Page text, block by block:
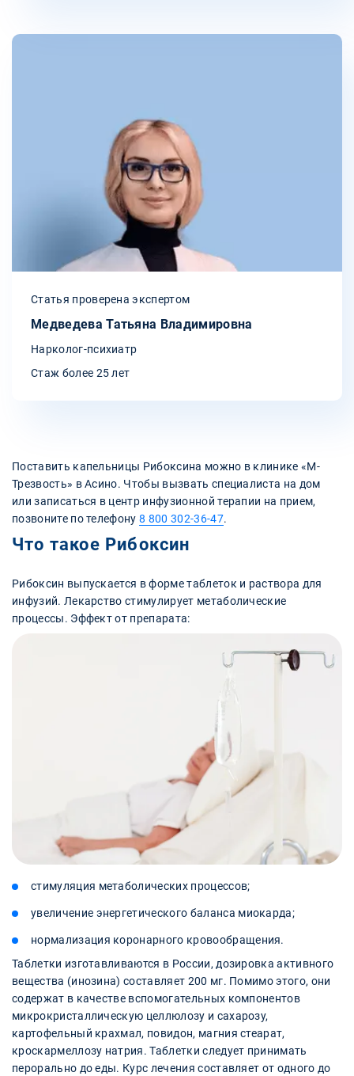
Статья проверена экспертом
Медведева Татьяна Владимировна
Нарколог-психиатр
Стаж более 25 лет
Поставить капельницы Рибоксина можно в клинике «‎М-
Трезвость» в Асино. Чтобы вызвать специалиста на дом
или записаться в центр инфузионной терапии на прием,
позвоните по телефону8 800 302-36-47.
Что такое Рибоксин
Рибоксин выпускается в форме таблеток и раствора для
инфузий. Лекарство стимулирует метаболические
процессы. Эффект от препарата:
стимуляция метаболических процессов;
увеличение энергетического баланса миокарда;
нормализация коронарного кровообращения.
Таблетки изготавливаются в России, дозировка активного
вещества (инозина) составляет 200 мг. Помимо этого, они
содержат в качестве вспомогательных компонентов
микрокристаллическую целлюлозу и сахарозу,
картофельный крахмал, повидон, магния стеарат,
кроскармеллозу натрия. Таблетки следует принимать
перорально до еды. Курс лечения составляет от одного до